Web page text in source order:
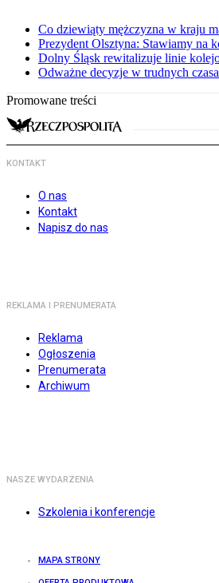
Co dziewiąty mężczyzna w kraju
Prezydent Olsztyna: Stawiamy na
Dolny Śląsk rewitalizuje linie
Odważne decyzje w trudnych
Promowane treści
KONTAKT
O nas
Kontakt
Napisz do nas
REKLAMA I PRENUMERATA
Reklama
Ogłoszenia
Prenumerata
Archiwum
NASZE WYDARZENIA
Szkolenia i konferencje
MAPA STRONY